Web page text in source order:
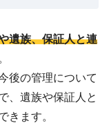
遺族、保証人と連
。
後の管理について
、遺族や保証人と
きます。